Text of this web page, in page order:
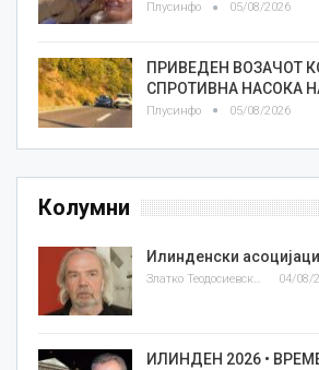
Плусинфо 05/08/2026
ПРИВЕДЕН ВОЗАЧОТ
СПРОТИВНА НАСОКА
Плусинфо 05/08/2026
Колумни
Илинденски
Златко Теодосиевски 04/08/
ИЛИНДЕН 2026 •